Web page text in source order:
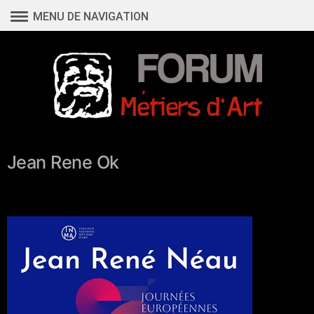
contenu
MENU DE NAVIGATION
Jean Rene Ok